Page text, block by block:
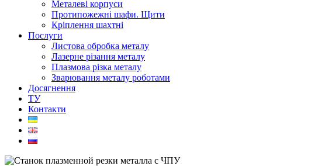
Металеві корпуси
Протипожежні шафи. Щити
Кріплення шахтні
Послуги
Листова обробка металу
Лазерне різання металу
Плазмова різка металу
Зварювання металу роботами
Досягнення
ТУ
Контакти